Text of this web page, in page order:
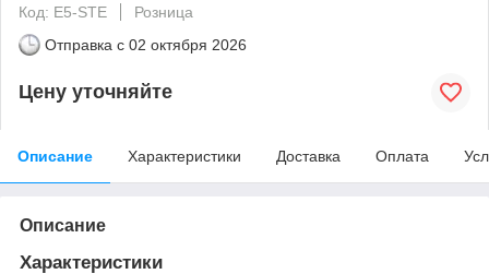
Код: E5-STE
Розница
Отправка с 02 октября 2026
Цену уточняйте
Описание Характеристики Доставка Оплата
Описание
Характеристики